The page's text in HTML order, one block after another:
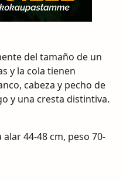
del tamaño de un
y la cola tienen
cabeza y pecho de
y una cresta distintiva.
44-48 cm, peso 70-